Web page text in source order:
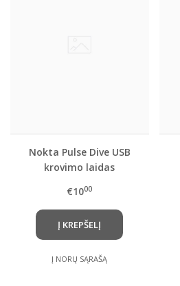
Nokta Pulse Dive USB
krovimo laidas
€1000
Į KREPŠELĮ
Į NORŲ SĄRAŠĄ